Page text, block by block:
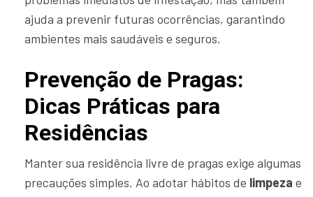
ajuda a prevenir futuras ocorrências, garantindo
ambientes mais saudáveis e seguros.
Prevenção de Pragas:
Dicas Práticas para
Residências
Manter sua residência livre de pragas exige algumas
precauções simples. Ao adotar hábitos de limpeza e